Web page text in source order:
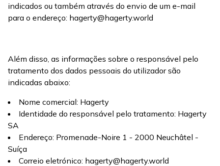
indicados ou também através do envio de um e-mail
para o endereço: hagerty@hagerty.world
Além disso, as informações sobre o responsável pelo
tratamento dos dados pessoais do utilizador são
indicadas abaixo:
Nome comercial: Hagerty
Identidade do responsável pelo tratamento: Hagerty
SA
Endereço: Promenade-Noire 1 - 2000 Neuchâtel -
Suíça
Correio eletrónico: hagerty@hagerty.world